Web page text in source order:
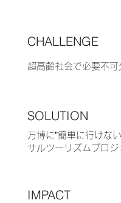
CHALLENGE
超高齢社会で必要不
SOLUTION
万博に”簡単に行けな
サルツーリズムプロジ
IMPACT